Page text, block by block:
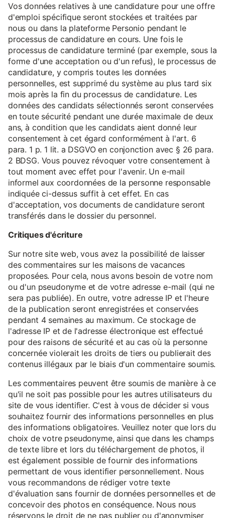
Vos données relatives à une candidature pour une offre
d'emploi spécifique seront stockées et traitées par
nous ou dans la plateforme Personio pendant le
processus de candidature en cours. Une fois le
processus de candidature terminé (par exemple, sous la
forme d'une acceptation ou d'un refus), le processus de
candidature, y compris toutes les données
personnelles, est supprimé du système au plus tard six
mois après la fin du processus de candidature. Les
données des candidats sélectionnés seront conservées
en toute sécurité pendant une durée maximale de deux
ans, à condition que les candidats aient donné leur
consentement à cet égard conformément à l'art. 6
para. 1 p. 1 lit. a DSGVO en conjonction avec § 26 para.
2 BDSG. Vous pouvez révoquer votre consentement à
tout moment avec effet pour l'avenir. Un e-mail
informel aux coordonnées de la personne responsable
indiquée ci-dessus suffit à cet effet. En cas
d'acceptation, vos documents de candidature seront
transférés dans le dossier du personnel.
Critiques d'écriture
Sur notre site web, vous avez la possibilité de laisser
des commentaires sur les maisons de vacances
proposées. Pour cela, nous avons besoin de votre nom
ou d'un pseudonyme et de votre adresse e-mail (qui ne
sera pas publiée). En outre, votre adresse IP et l'heure
de la publication seront enregistrées et conservées
pendant 4 semaines au maximum. Ce stockage de
l'adresse IP et de l'adresse électronique est effectué
pour des raisons de sécurité et au cas où la personne
concernée violerait les droits de tiers ou publierait des
contenus illégaux par le biais d'un commentaire soumis.
Les commentaires peuvent être soumis de manière à ce
qu'il ne soit pas possible pour les autres utilisateurs du
site de vous identifier. C'est à vous de décider si vous
souhaitez fournir des informations personnelles en plus
des informations obligatoires. Veuillez noter que lors du
choix de votre pseudonyme, ainsi que dans les champs
de texte libre et lors du téléchargement de photos, il
est également possible de fournir des informations
permettant de vous identifier personnellement. Nous
vous recommandons de rédiger votre texte
d'évaluation sans fournir de données personnelles et de
concevoir des photos en conséquence. Nous nous
réservons le droit de ne pas publier ou d'anonymiser